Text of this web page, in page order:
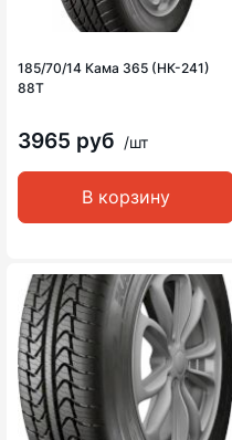
185/70/14 Кама 365 (НК-241)
88T
3965 руб /шт
В корзину